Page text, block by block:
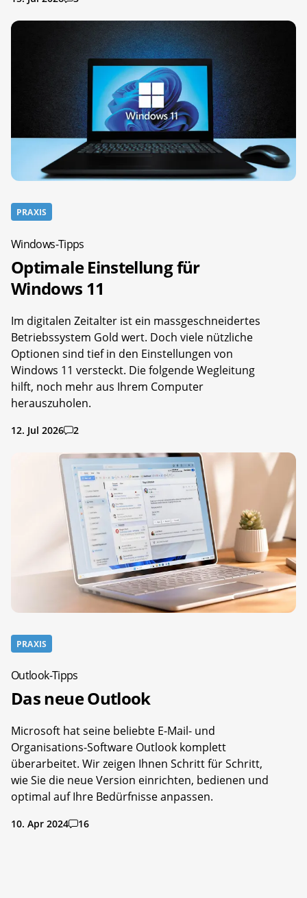
PRAXIS
Windows-Tipps
Optimale Einstellung für
Windows 11
Im digitalen Zeitalter ist ein massgeschneidertes
Betriebssystem Gold wert. Doch viele nützliche
Optionen sind tief in den Einstellungen von
Windows 11 versteckt. Die folgende Wegleitung
hilft, noch mehr aus Ihrem Computer
herauszuholen.
12. Jul 2026 2
PRAXIS
Outlook-Tipps
Das neue Outlook
Microsoft hat seine beliebte E-Mail- und
Organisations-Software Outlook komplett
überarbeitet. Wir zeigen Ihnen Schritt für Schritt,
wie Sie die neue Version einrichten, bedienen und
optimal auf Ihre Bedürfnisse anpassen.
10. Apr 2024 16